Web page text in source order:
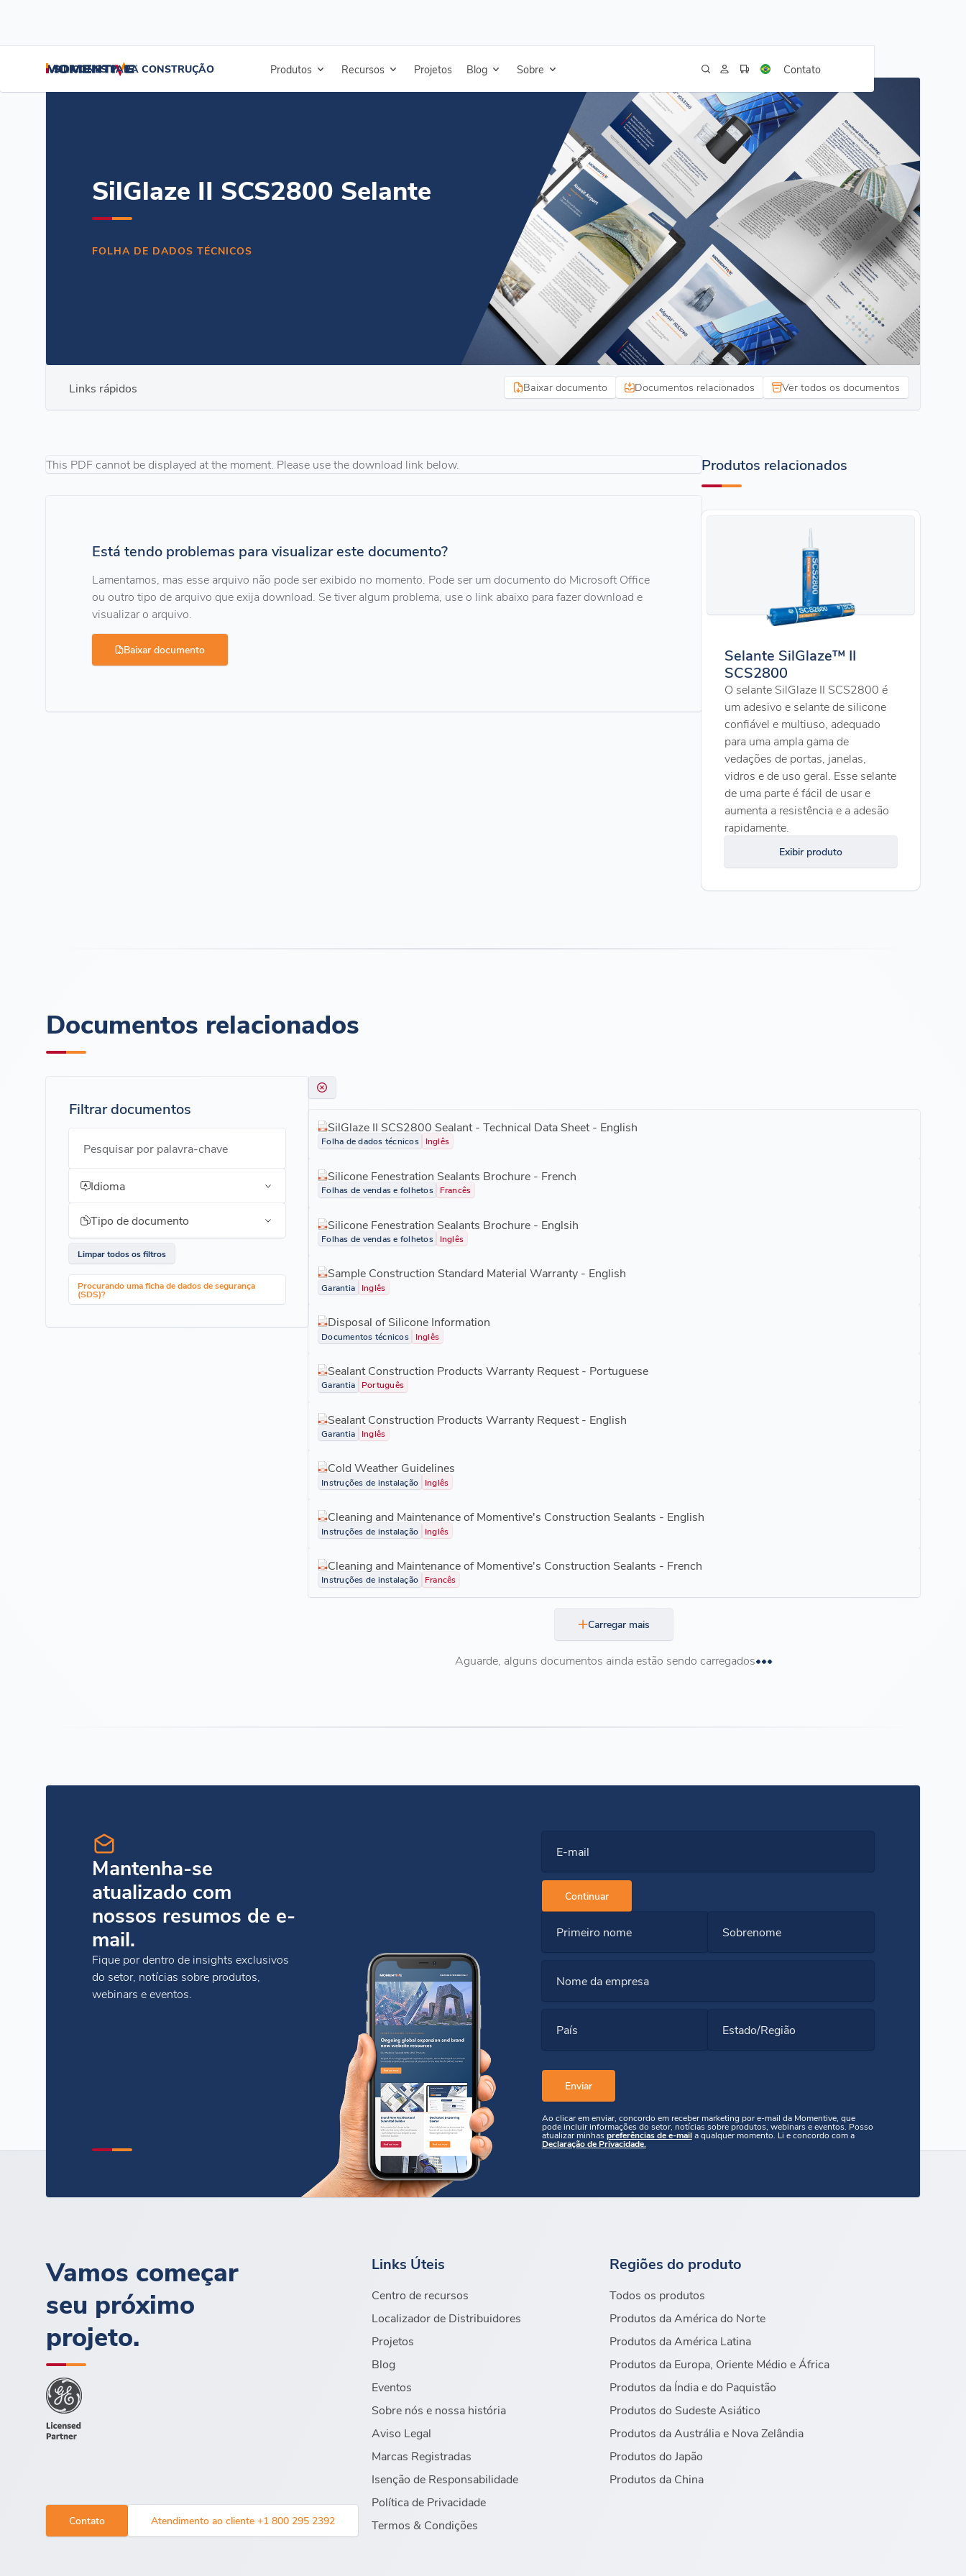
SILICONES PARA CONSTRUÇÃO Produtos Recursos Projetos Blog Sobre Contato
Início / Centro de documentos
SilGlaze II SCS2800 Selante
FOLHA DE DADOS TÉCNICOS
Links rápidos Baixar documento Documentos relacionados Ver todos os documentos
This PDF cannot be displayed at the moment. Please use the download link below.
Está tendo problemas para visualizar este documento?
Lamentamos, mas esse arquivo não pode ser exibido no momento. Pode ser um documento do Microsoft Office
ou outro tipo de arquivo que exija download. Se tiver algum problema, use o link abaixo para fazer download e
visualizar o arquivo.
Baixar documento
Produtos relacionados
Selante SilGlaze™ II
SCS2800
O selante SilGlaze II SCS2800 é
um adesivo e selante de silicone
confiável e multiuso, adequado
para uma ampla gama de
vedações de portas, janelas,
vidros e de uso geral. Esse selante
de uma parte é fácil de usar e
aumenta a resistência e a adesão
rapidamente.
Exibir produto
Documentos relacionados
Filtrar documentos
Pesquisar por palavra-chave
Idioma
Tipo de documento
Limpar todos os filtros
Procurando uma ficha de dados de segurança
(SDS)?
SilGlaze II SCS2800 Sealant - Technical Data Sheet - English
Folha de dados técnicos Inglês
Silicone Fenestration Sealants Brochure - French
Folhas de vendas e folhetos Francês
Silicone Fenestration Sealants Brochure - Englsih
Folhas de vendas e folhetos Inglês
Sample Construction Standard Material Warranty - English
Garantia Inglês
Disposal of Silicone Information
Documentos técnicos Inglês
Sealant Construction Products Warranty Request - Portuguese
Garantia Português
Sealant Construction Products Warranty Request - English
Garantia Inglês
Cold Weather Guidelines
Instruções de instalação Inglês
Cleaning and Maintenance of Momentive's Construction Sealants - English
Instruções de instalação Inglês
Cleaning and Maintenance of Momentive's Construction Sealants - French
Instruções de instalação Francês
Carregar mais
Aguarde, alguns documentos ainda estão sendo carregados
Mantenha-se
atualizado com
nossos resumos de e-
mail.
Fique por dentro de insights exclusivos
do setor, notícias sobre produtos,
webinars e eventos.
E-mail
Continuar
Primeiro nome Sobrenome
Nome da empresa
País Estado/Região
Ao clicar em enviar, concordo em receber marketing por e-mail da Momentive, que
pode incluir informações do setor, notícias sobre produtos, webinars e eventos. Posso
atualizar minhaspreferências de e-maila qualquer momento. Li e concordo com a
Declaração de Privacidade.
Vamos começar
seu próximo
projeto.
Contato Atendimento ao cliente +1 800 295 2392
Links Úteis
Centro de recursos
Localizador de Distribuidores
Projetos
Blog
Eventos
Sobre nós e nossa história
Aviso Legal
Marcas Registradas
Isenção de Responsabilidade
Política de Privacidade
Termos & Condições
Regiões do produto
Todos os produtos
Produtos da América do Norte
Produtos da América Latina
Produtos da Europa, Oriente Médio e África
Produtos da Índia e do Paquistão
Produtos do Sudeste Asiático
Produtos da Austrália e Nova Zelândia
Produtos do Japão
Produtos da China